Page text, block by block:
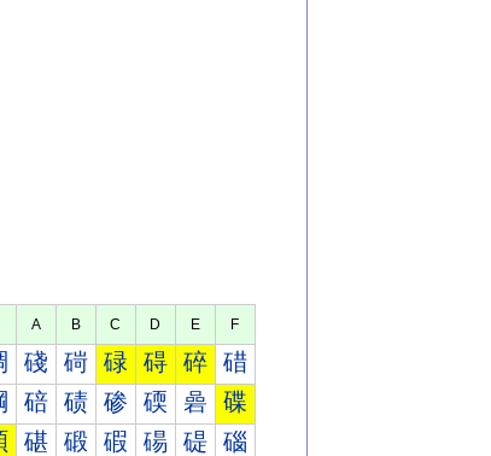
A B C D E F
碊 碋 碌 碍 碎 碏
碚 碛 碜 碝 碞 碟
碪 碫 碬 碭 碮 碯